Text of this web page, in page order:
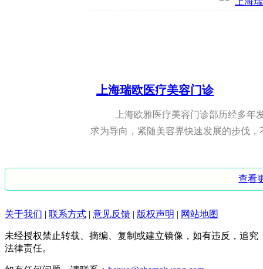
福州哪个三甲医院做上睑提肌
福洲海西迪娅医疗美容门诊部 医院类别：一级综合医院口腔科； 医院性质：三甲；
2022-08-23 05:22:09
上海瑞欧医疗美容门诊
上海欧雅医疗美容门诊部历经多年
求为导向，紧随美容界快速发展的步伐，
管理、韩国美容美妆产品的国际整形机构
查看
关于我们 | 联系方式 | 意见反馈 | 版权声明 | 网站地图
未经授权禁止转载、摘编、复制或建立镜像，如有违反，追究
法律责任。